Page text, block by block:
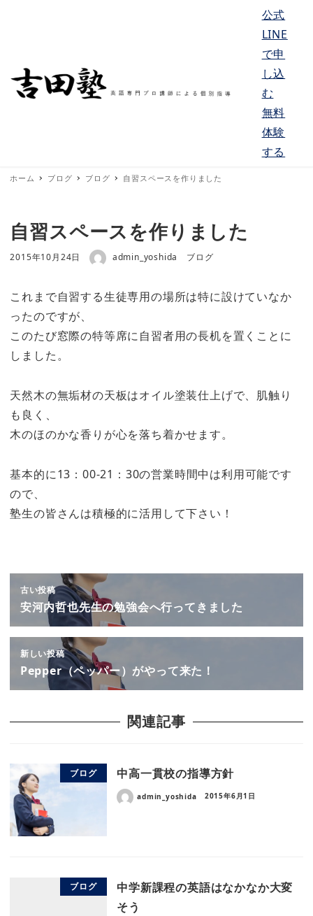
公式
LINE
で申
し込
む
無料
体験
する
ホーム ブログ ブログ 自習スペースを作りました
自習スペースを作りました
投稿日
2015年10月24日 著者 admin_yoshida カテゴリー
ブログ
これまで自習する生徒専用の場所は特に設けていなか
ったのですが、
このたび窓際の特等席に自習者用の長机を置くことに
しました。
天然木の無垢材の天板はオイル塗装仕上げで、肌触り
も良く、
木のほのかな香りが心を落ち着かせます。
基本的に13：00-21：30の営業時間中は利用可能です
ので、
塾生の皆さんは積極的に活用して下さい！
古い投稿
安河内哲也先生の勉強会へ行ってきました
新しい投稿
Pepper（ペッパー）がやって来た！
関連記事
ブログ 中高一貫校の指導方針
admin_yoshida 2015年6月1日
ブログ
中学新課程の英語はなかなか大変
そう